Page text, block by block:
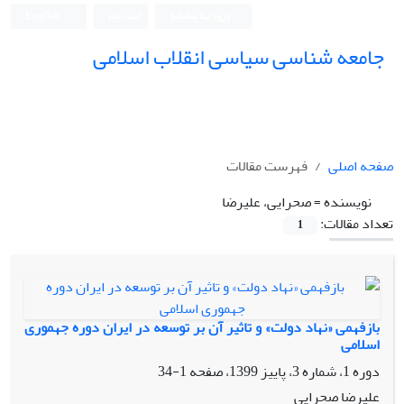
جامعه شناسی سیاسی انقلاب اسلامی
صفحه اصلی
فهرست مقالات
نویسنده =صحرایی، علیرضا
تعداد مقالات:
1
بازفهمی «نهاد دولت» و تاثیر آن بر توسعه در ایران دوره جهموری
اسلامی
دوره 1، شماره 3، پاییز 1399، صفحه
1-34
علیرضا صحرایی